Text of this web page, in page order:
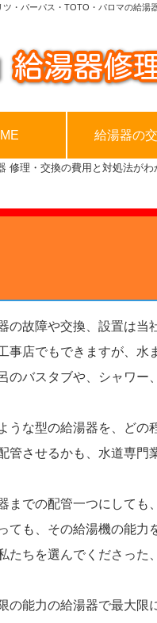
ツ・パーパス・TOTO・パロマの給湯
給湯器の
修理・交換の費用と対処法がわ
の故障や交換、設置は当
事店でもできますが、水
のバスタブや、シャワー
うな型の給湯器を、どの
管させるかも、水道専門
までの配管一つにしても
ても、その給湯機の能力
たちを選んでくださった
の能力の給湯器で最大限